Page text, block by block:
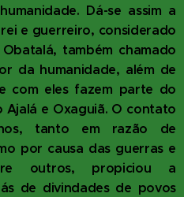
Dá-se assim a
e guerreiro, considerado
também chamado
da humanidade, além de
com eles fazem parte do
e Oxaguiã. O contato
tanto em razão de
por causa das guerras e
outros, propiciou a
de divindades de povos